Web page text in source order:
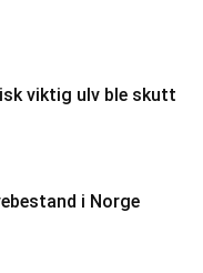
viktig ulv ble skutt
i Norge